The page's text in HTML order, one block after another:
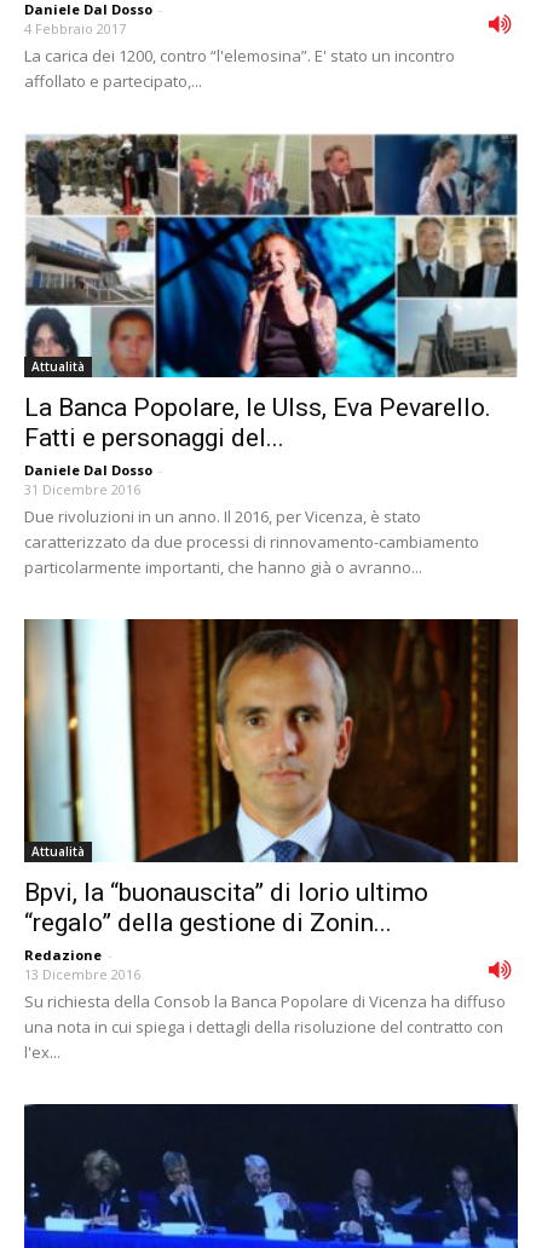
Daniele Dal Dosso -
4 Febbraio 2017
La carica dei 1200, contro “l'elemosina”. E' stato un incontro
affollato e partecipato,...
Attualità
La Banca Popolare, le Ulss, Eva Pevarello.
Fatti e personaggi del...
Daniele Dal Dosso -
31 Dicembre 2016
Due rivoluzioni in un anno. Il 2016, per Vicenza, è stato
caratterizzato da due processi di rinnovamento-cambiamento
particolarmente importanti, che hanno già o avranno...
Attualità
Bpvi, la “buonauscita” di Iorio ultimo
“regalo” della gestione di Zonin...
Redazione -
13 Dicembre 2016
Su richiesta della Consob la Banca Popolare di Vicenza ha diffuso
una nota in cui spiega i dettagli della risoluzione del contratto con
l'ex...